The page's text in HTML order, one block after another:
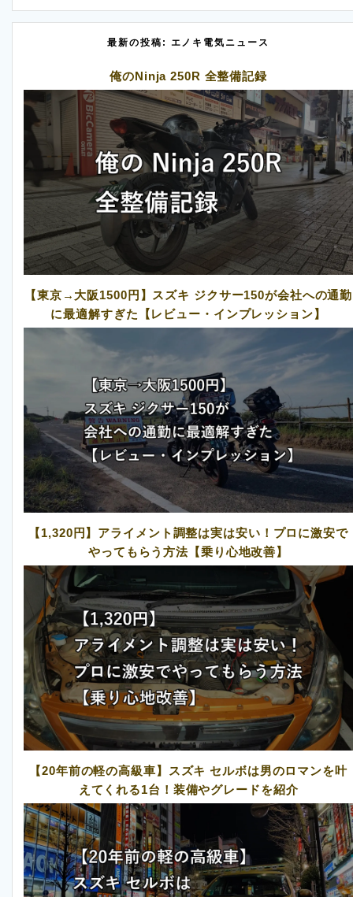
最新の投稿: エノキ電気ニュース
俺のNinja 250R 全整備記録
【東京→大阪1500円】スズキ ジクサー150が会社への通勤
に最適解すぎた【レビュー・インプレッション】
【1,320円】アライメント調整は実は安い！プロに激安で
やってもらう方法【乗り心地改善】
【20年前の軽の高級車】スズキ セルボは男のロマンを叶
えてくれる1台！装備やグレードを紹介